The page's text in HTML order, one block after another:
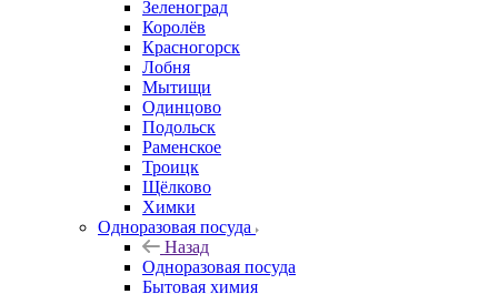
Зеленоград
Королёв
Красногорск
Лобня
Мытищи
Одинцово
Подольск
Раменское
Троицк
Щёлково
Химки
Одноразовая посуда
Назад
Одноразовая посуда
Бытовая химия